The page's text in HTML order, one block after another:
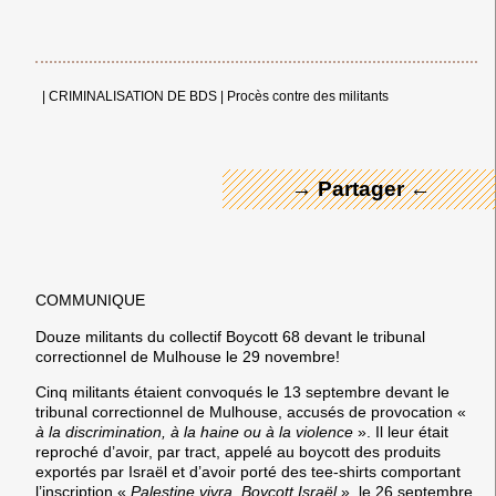
CRIMINALISATION DE BDS Procès contre des militants
→ Partager ←
COMMUNIQUE
Douze militants du collectif Boycott 68 devant le tribunal
correctionnel de Mulhouse le 29 novembre!
Cinq militants étaient convoqués le 13 septembre devant le
tribunal correctionnel de Mulhouse, accusés de provocation «
à la discrimination, à la haine ou à la violence ». Il leur était
reproché d’avoir, par tract, appelé au boycott des produits
exportés par Israël et d’avoir porté des tee-shirts comportant
l’inscription « Palestine vivra, Boycott Israël», le 26 septembre